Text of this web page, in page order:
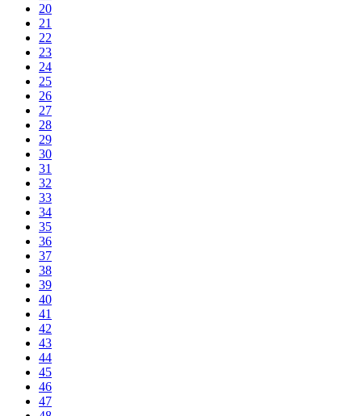
20
21
22
23
24
25
26
27
28
29
30
31
32
33
34
35
36
37
38
39
40
41
42
43
44
45
46
47